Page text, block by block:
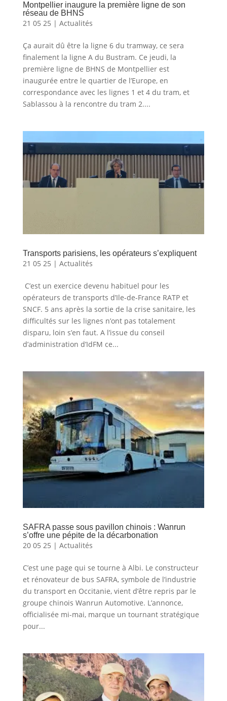
Montpellier inaugure la première ligne de son
réseau de BHNS
21 05 25 | Actualités
Ça aurait dû être la ligne 6 du tramway, ce sera
finalement la ligne A du Bustram. Ce jeudi, la
première ligne de BHNS de Montpellier est
inaugurée entre le quartier de l’Europe, en
correspondance avec les lignes 1 et 4 du tram, et
Sablassou à la rencontre du tram 2....
Transports parisiens, les opérateurs s’expliquent
21 05 25 | Actualités
C’est un exercice devenu habituel pour les
opérateurs de transports d’Ile-de-France RATP et
SNCF. 5 ans après la sortie de la crise sanitaire, les
difficultés sur les lignes n’ont pas totalement
disparu, loin s’en faut. A l’issue du conseil
d’administration d’IdFM ce...
SAFRA passe sous pavillon chinois : Wanrun
s’offre une pépite de la décarbonation
20 05 25 | Actualités
C’est une page qui se tourne à Albi. Le constructeur
et rénovateur de bus SAFRA, symbole de l’industrie
du transport en Occitanie, vient d’être repris par le
groupe chinois Wanrun Automotive. L’annonce,
officialisée mi-mai, marque un tournant stratégique
pour...